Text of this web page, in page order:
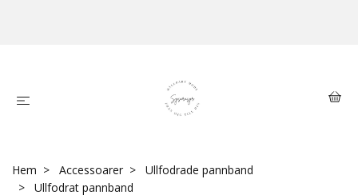
Hem Accessoarer
Ullfodrade pannband
Ullfodrat pannband